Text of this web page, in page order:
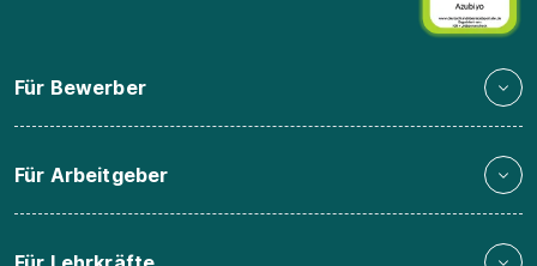
Für Bewerber
Für Arbeitgeber